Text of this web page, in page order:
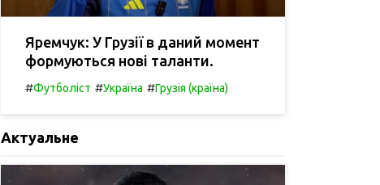
Яремчук: У Грузії в даний момент
формуються нові таланти.
#Футболіст #Україна #Грузія (країна)
Актуальне